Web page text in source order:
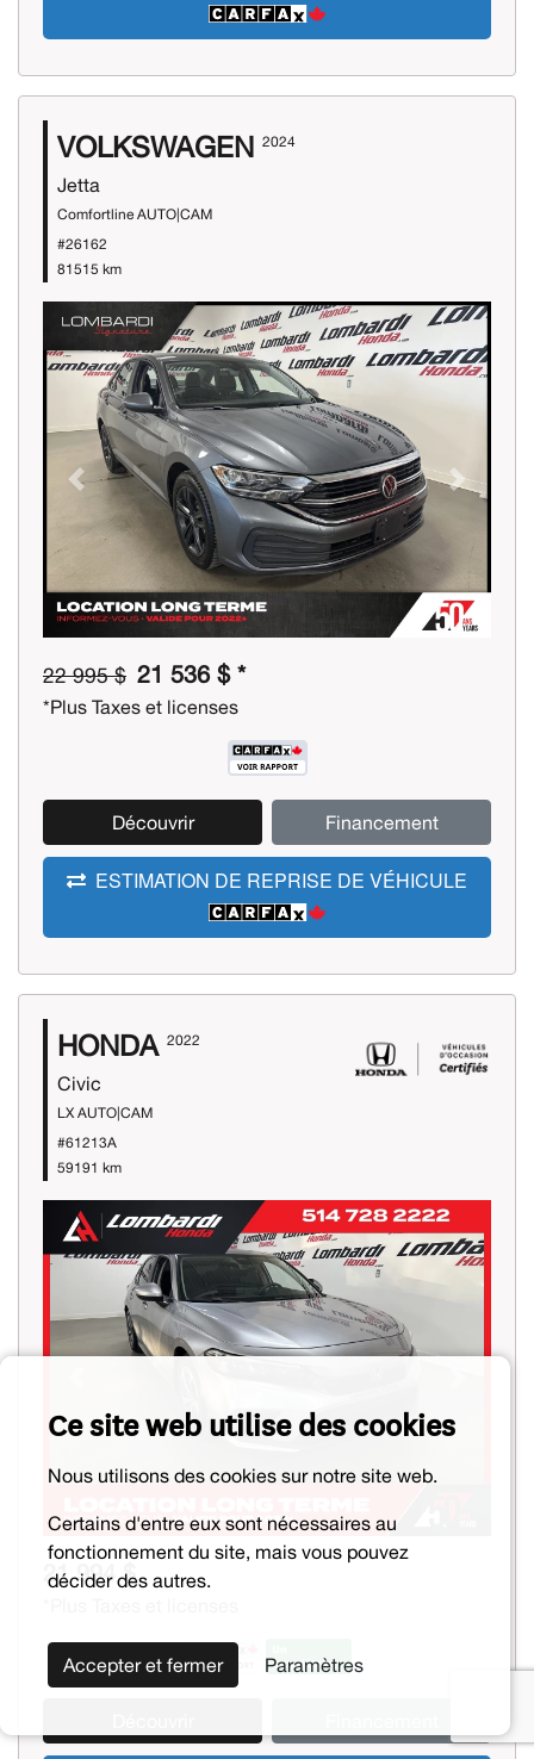
VOLKSWAGEN 2024
Jetta
Comfortline AUTO|CAM
#26162
81515 km
Previous Next
22 995 $ 21 536 $ *
*Plus Taxes et licenses
Découvrir Financement
ESTIMATION DE REPRISE DE VÉHICULE
HONDA 2022
Civic
LX AUTO|CAM
#61213A
59191 km
21 994 $
Ce site web utilise des cookies
Nous utilisons des cookies sur notre site web.
Certains d'entre eux sont nécessaires au
fonctionnement du site, mais vous pouvez
décider des autres.
Accepter et fermer Paramètres